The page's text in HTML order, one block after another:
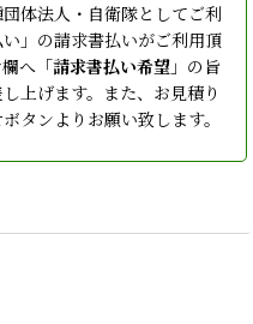
体法人・自衛隊としてご利
」の請求書払いがご利用頂
へ「請求書払い希望 」の旨
上げます。また、お見積り
タンよりお願い致します。